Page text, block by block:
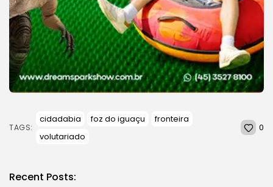
TAGS:
cidadabia foz do iguaçu
fronteira
volutariado
0
Recent Posts: